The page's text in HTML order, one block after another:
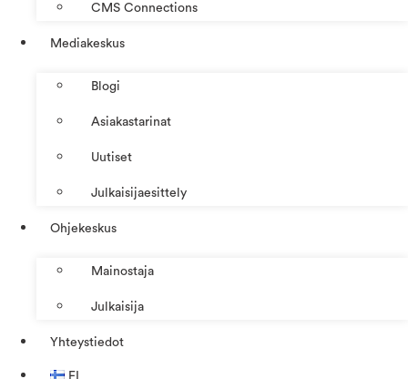
CMS Connections
Mediakeskus
Blogi
Asiakastarinat
Uutiset
Julkaisijaesittely
Ohjekeskus
Mainostaja
Julkaisija
Yhteystiedot
FI